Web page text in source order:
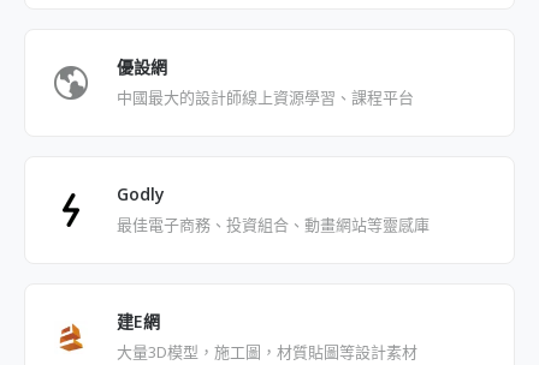
優設網
中國最大的設計師線上資源學習、課程平台
Godly
最佳電子商務、投資組合、動畫網站等靈感庫
建E網
大量3D模型，施工圖，材質貼圖等設計素材